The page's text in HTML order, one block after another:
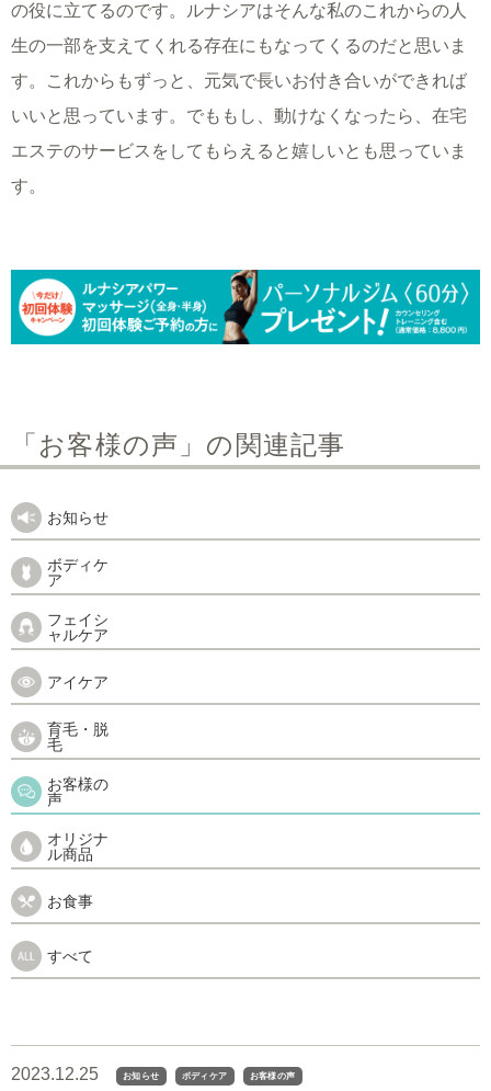
の役に立てるのです。ルナシアはそんな私のこれからの人
生の一部を支えてくれる存在にもなってくるのだと思いま
す。これからもずっと、元気で長いお付き合いができれば
いいと思っています。でももし、動けなくなったら、在宅
エステのサービスをしてもらえると嬉しいとも思っていま
す。
「お客様の声」の関連記事
お知らせ
ボディケ
ア
フェイシ
ャルケア
アイケア
育毛・脱
毛
お客様の
声
オリジナ
ル商品
お食事
すべて
2023.12.25 お知らせ ボディケア お客様の声